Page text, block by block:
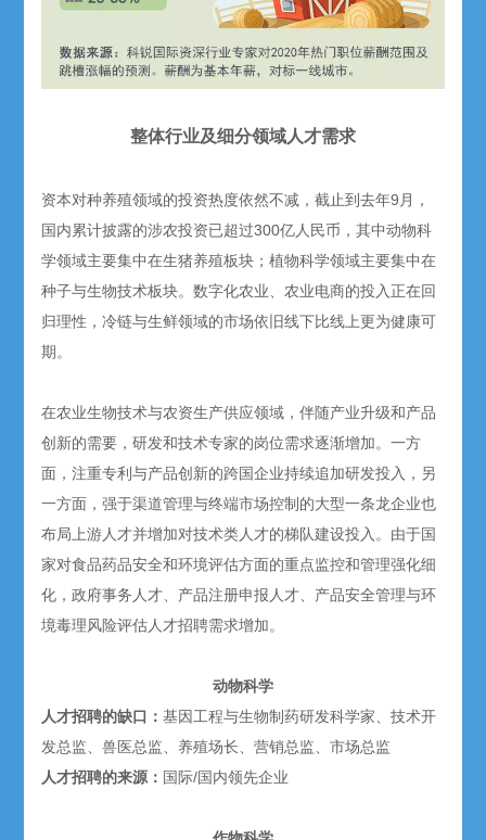
整体行业及细分领域人才需求
资本对种养殖领域的投资热度依然不减，截止到去年9月，
国内累计披露的涉农投资已超过300亿人民币，其中动物科
学领域主要集中在生猪养殖板块；植物科学领域主要集中在
种子与生物技术板块。数字化农业、农业电商的投入正在回
归理性，冷链与生鲜领域的市场依旧线下比线上更为健康可
期。
在农业生物技术与农资生产供应领域，伴随产业升级和产品
创新的需要，研发和技术专家的岗位需求逐渐增加。一方
面，注重专利与产品创新的跨国企业持续追加研发投入，另
一方面，强于渠道管理与终端市场控制的大型一条龙企业也
布局上游人才并增加对技术类人才的梯队建设投入。由于国
家对食品药品安全和环境评估方面的重点监控和管理强化细
化，政府事务人才、产品注册申报人才、产品安全管理与环
境毒理风险评估人才招聘需求增加。
动物科学
人才招聘的缺口：基因工程与生物制药研发科学家、技术开
发总监、兽医总监、养殖场长、营销总监、市场总监
人才招聘的来源： 国际/国内领先企业